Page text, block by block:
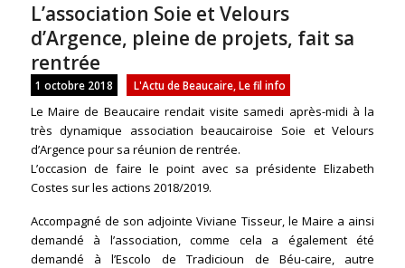
L’association Soie et Velours
d’Argence, pleine de projets, fait sa
rentrée
1 octobre 2018 L'Actu de Beaucaire, Le fil info
Le Maire de Beaucaire rendait visite samedi après-midi à la
très dynamique association beaucairoise Soie et Velours
d’Argence pour sa réunion de rentrée.
L’occasion de faire le point avec sa présidente Elizabeth
Costes sur les actions 2018/2019.
Accompagné de son adjointe Viviane Tisseur, le Maire a ainsi
demandé à l’association, comme cela a également été
demandé à l’Escolo de Tradicioun de Béu-caire, autre